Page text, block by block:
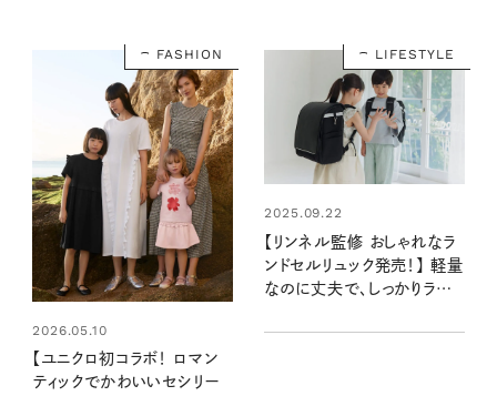
FASHION
2026.05.10
【ユニクロ初コラボ！ ロマン
ティックでかわいいセシリー
LIFESTYLE
2025.09.22
【リンネル監修 おしゃれなラ
ンドセルリュック発売！】 軽量
なのに丈夫で、しっかりランド
た子どものからだにやさし